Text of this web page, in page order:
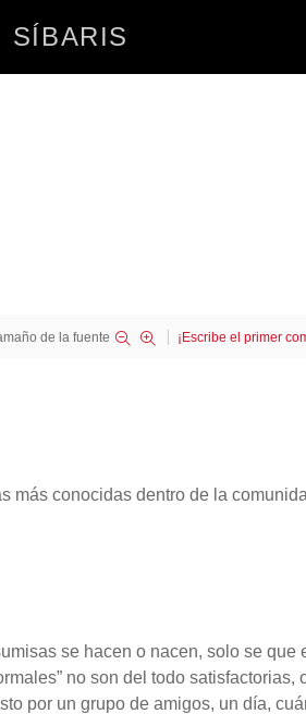
SÍBARIS
de la fuente ¡Escribe el primer
más conocidas dentro de la
se hacen o nacen, solo se que
no son del todo satisfactorias,
por un grupo de amigos, un día,